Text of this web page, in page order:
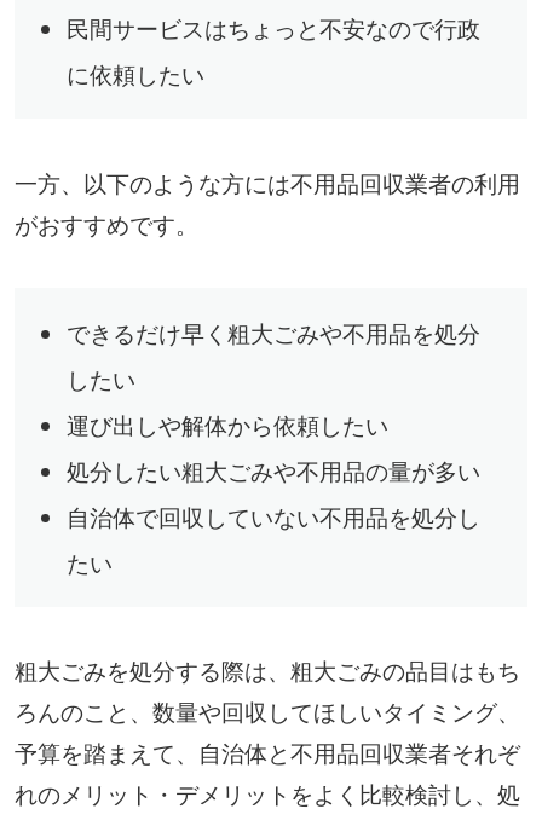
民間サービスはちょっと不安なので行政
に依頼したい
一方、以下のような方には不用品回収業者の利用
がおすすめです。
できるだけ早く粗大ごみや不用品を処分
したい
運び出しや解体から依頼したい
処分したい粗大ごみや不用品の量が多い
自治体で回収していない不用品を処分し
たい
粗大ごみを処分する際は、粗大ごみの品目はもち
ろんのこと、数量や回収してほしいタイミング、
予算を踏まえて、自治体と不用品回収業者それぞ
れのメリット・デメリットをよく比較検討し、処